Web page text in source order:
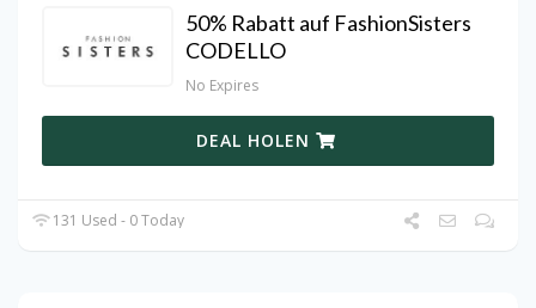
50% Rabatt auf FashionSisters
CODELLO
No Expires
DEAL HOLEN
131 Used - 0 Today